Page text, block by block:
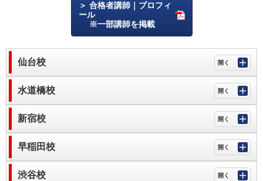
合格者講師｜プロフィ
ール
※一部講師を掲載
仙台校
水道橋校
新宿校
早稲田校
渋谷校